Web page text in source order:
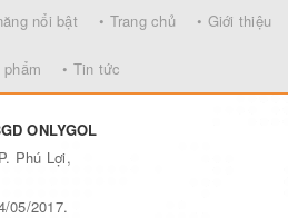
nổi bật • Trang chủ • Giới thiệu
phẩm • Tin tức
ONLYGOL
Phú Lợi,
05/2017.